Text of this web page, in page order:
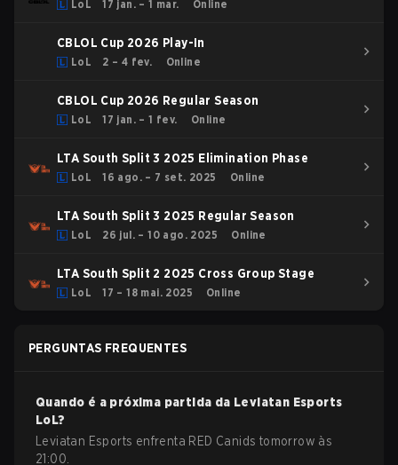
LoL 17 jan. – 1 mar. Online
CBLOL Cup 2026 Play-In
LoL 2 – 4 fev. Online
CBLOL Cup 2026 Regular Season
LoL 17 jan. – 1 fev. Online
LTA South Split 3 2025 Elimination Phase
LoL 16 ago. – 7 set. 2025 Online
LTA South Split 3 2025 Regular Season
LoL 26 jul. – 10 ago. 2025 Online
LTA South Split 2 2025 Cross Group Stage
LoL 17 – 18 mai. 2025 Online
PERGUNTAS FREQUENTES
Quando é a próxima partida da Leviatan Esports
LoL?
Leviatan Esports enfrenta RED Canids tomorrow às
21:00.